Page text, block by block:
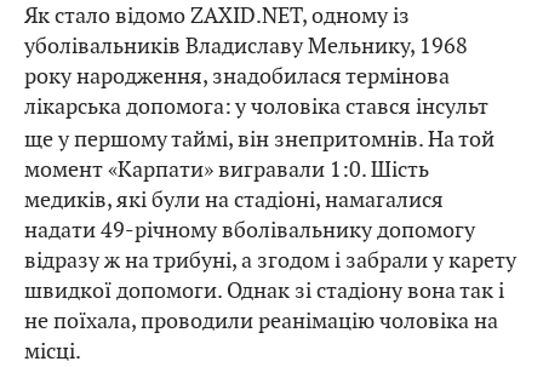
Як стало відомо ZAXID.NET, одному із
уболівальників Владиславу Мельнику, 1968
року народження, знадобилася термінова
лікарська допомога:у чоловіка стався інсульт
ще у першому таймі, він знепритомнів. На той
момент «Карпати» вигравали 1:0. Шість
медиків, які були на стадіоні, намагалися
надати 49-річному вболівальнику допомогу
відразу ж на трибуні, а згодом і забрали у карету
швидкої допомоги. Однак зі стадіону вона так і
не поїхала, проводили реанімацію чоловіка на
місці.